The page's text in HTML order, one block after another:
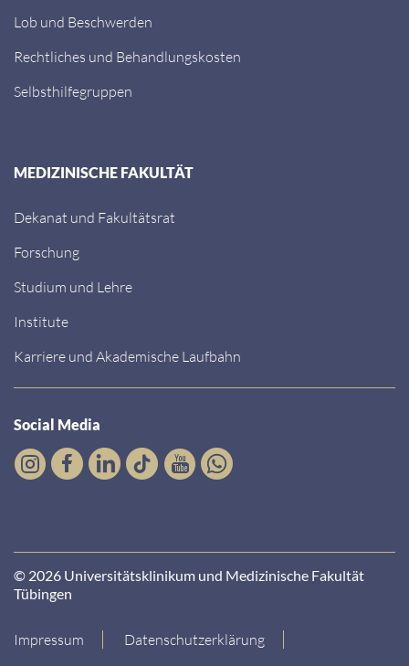
Lob und Beschwerden
Rechtliches und Behandlungskosten
Selbsthilfegruppen
MEDIZINISCHE FAKULTÄT
Dekanat und Fakultätsrat
Forschung
Studium und Lehre
Institute
Karriere und Akademische Laufbahn
Social Media
© 2026 Universitätsklinikum und Medizinische Fakultät
Tübingen
Impressum Datenschutzerklärung